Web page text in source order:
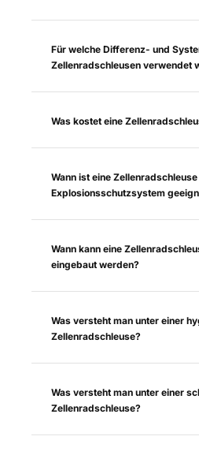
Für welche Differenz- und
Zellenradschleusen verwendet
Was kostet eine
Wann ist eine
Explosionsschutzsystem
Wann kann eine
eingebaut werden?
Was versteht man unter einer
Zellenradschleuse?
Was versteht man unter einer
Zellenradschleuse?